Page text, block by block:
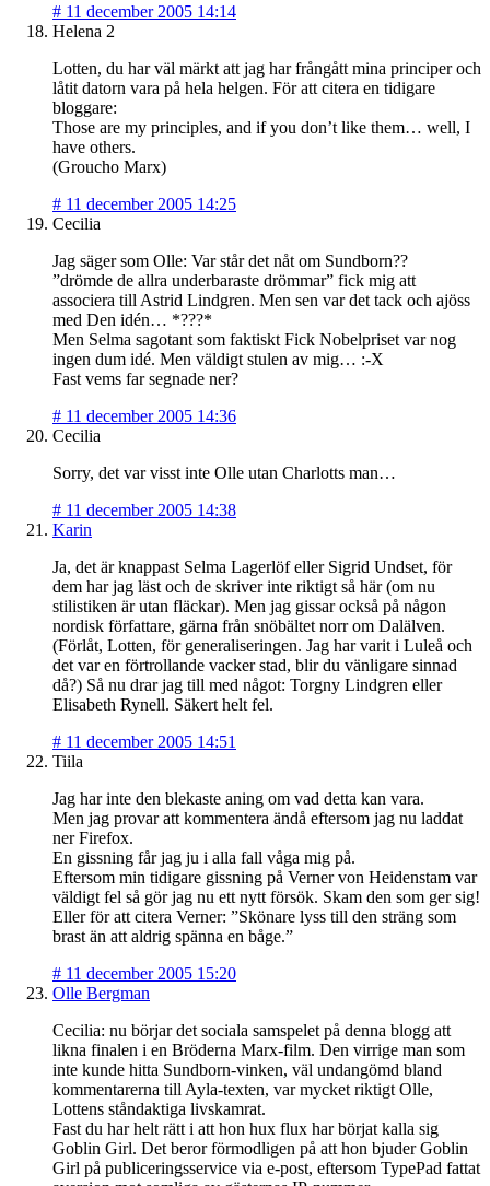
# 11 december 2005 14:14
Helena 2
Lotten, du har väl märkt att jag har frångått mina principer och
låtit datorn vara på hela helgen. För att citera en tidigare
bloggare:
Those are my principles, and if you don’t like them… well, I
have others.
(Groucho Marx)
# 11 december 2005 14:25
Cecilia
Jag säger som Olle: Var står det nåt om Sundborn??
”drömde de allra underbaraste drömmar” fick mig att
associera till Astrid Lindgren. Men sen var det tack och ajöss
med Den idén… *???*
Men Selma sagotant som faktiskt Fick Nobelpriset var nog
ingen dum idé. Men väldigt stulen av mig… :-X
Fast vems far segnade ner?
# 11 december 2005 14:36
Cecilia
Sorry, det var visst inte Olle utan Charlotts man…
# 11 december 2005 14:38
Karin
Ja, det är knappast Selma Lagerlöf eller Sigrid Undset, för
dem har jag läst och de skriver inte riktigt så här (om nu
stilistiken är utan fläckar). Men jag gissar också på någon
nordisk författare, gärna från snöbältet norr om Dalälven.
(Förlåt, Lotten, för generaliseringen. Jag har varit i Luleå och
det var en förtrollande vacker stad, blir du vänligare sinnad
då?) Så nu drar jag till med något: Torgny Lindgren eller
Elisabeth Rynell. Säkert helt fel.
# 11 december 2005 14:51
Tiila
Jag har inte den blekaste aning om vad detta kan vara.
Men jag provar att kommentera ändå eftersom jag nu laddat
ner Firefox.
En gissning får jag ju i alla fall våga mig på.
Eftersom min tidigare gissning på Verner von Heidenstam var
väldigt fel så gör jag nu ett nytt försök. Skam den som ger sig!
Eller för att citera Verner: ”Skönare lyss till den sträng som
brast än att aldrig spänna en båge.”
# 11 december 2005 15:20
Olle Bergman
Cecilia: nu börjar det sociala samspelet på denna blogg att
likna finalen i en Bröderna Marx-film. Den virrige man som
inte kunde hitta Sundborn-vinken, väl undangömd bland
kommentarerna till Ayla-texten, var mycket riktigt Olle,
Lottens ståndaktiga livskamrat.
Fast du har helt rätt i att hon hux flux har börjat kalla sig
Goblin Girl. Det beror förmodligen på att hon bjuder Goblin
Girl på publiceringsservice via e-post, eftersom TypePad fattat